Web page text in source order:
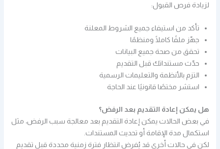
لزيادة فرص القبول:
تأكد من استيفاء جميع الشروط المعلنة
جهّز ملفًا كاملًا ومنظمًا
تحقق من صحة جميع البيانات
حدّث مستنداتك قبل التقديم
التزم بالأنظمة والتعليمات الرسمية
استشر مختصًا قانونيًا عند الحاجة
هل يمكن إعادة التقديم بعد الرفض؟
في بعض الحالات يمكن إعادة التقديم بعد معالجة سبب الرفض، مثل
استكمال مدة الإقامة أو تحديث المستندات.
لكن في حالات أخرى قد يُفرض انتظار فترة زمنية محددة قبل تقديم